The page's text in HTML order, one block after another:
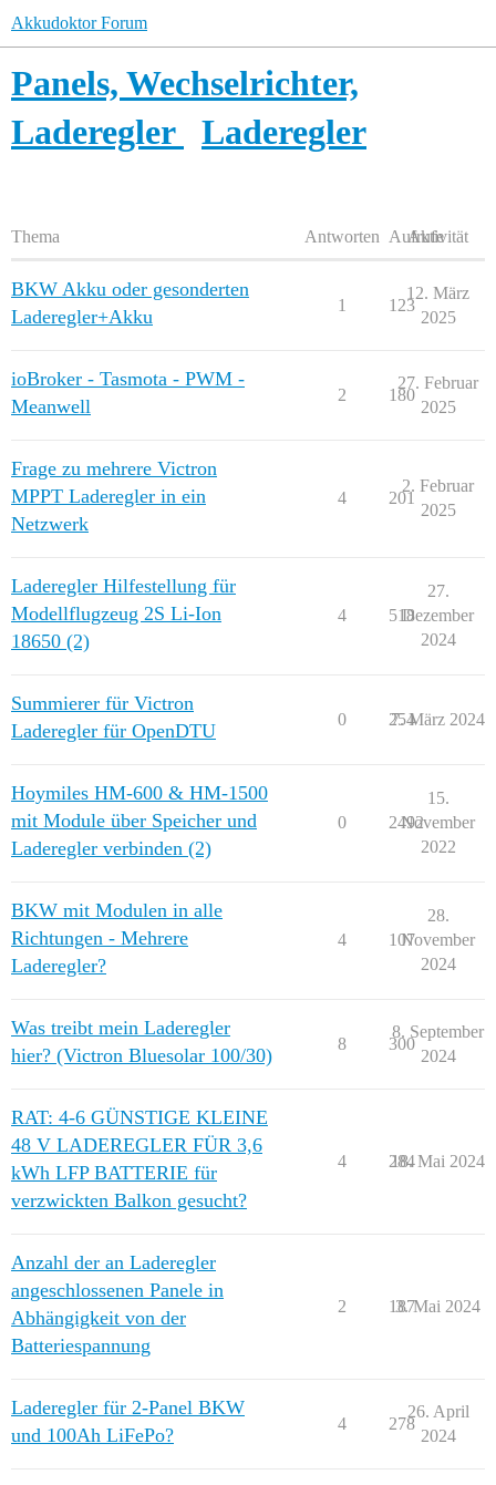
Akkudoktor Forum
Panels, Wechselrichter,
Laderegler
Laderegler
Thema Antworten Aufrufe
Aktivität
BKW Akku oder gesonderten
Laderegler+Akku
1 123
12. März
2025
ioBroker - Tasmota - PWM -
Meanwell
2 180
27. Februar
2025
Frage zu mehrere Victron
MPPT Laderegler in ein
Netzwerk
4 201
2. Februar
2025
Laderegler Hilfestellung für
Modellflugzeug 2S Li-Ion
18650 (2)
4 518
27.
Dezember
2024
Summierer für Victron
Laderegler für OpenDTU
0 254
7. März 2024
Hoymiles HM-600 & HM-1500
mit Module über Speicher und
Laderegler verbinden (2)
0 2492
15.
November
2022
BKW mit Modulen in alle
Richtungen - Mehrere
Laderegler?
4 107
28.
November
2024
Was treibt mein Laderegler
hier? (Victron Bluesolar 100/30)
8 300
8. September
2024
RAT: 4-6 GÜNSTIGE KLEINE
48 V LADEREGLER FÜR 3,6
kWh LFP BATTERIE für
verzwickten Balkon gesucht?
4 284
18. Mai 2024
Anzahl der an Laderegler
angeschlossenen Panele in
Abhängigkeit von der
Batteriespannung
2 187
3. Mai 2024
Laderegler für 2-Panel BKW
und 100Ah LiFePo?
4 278
26. April
2024